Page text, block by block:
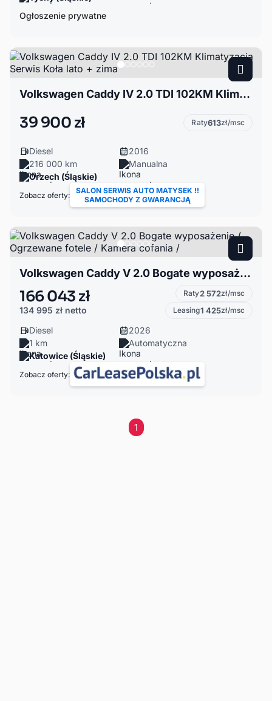
Ogłoszenie prywatne
Volkswagen Caddy IV 2.0 TDI 102KM Klimatyzacja Serwis Koła lato + zima
39 900 zł Raty613zł/msc
Diesel
2016
216 000 km
Manualna
Orzech (Śląskie)
Zobacz oferty:
SALON SERWIS AUTO MATYSEK !!
SAMOCHODY Z GWARANCJĄ
Volkswagen Caddy V 2.0 Bogate wyposażenie / Ogrzewane fotele / Kamera cofania /
166 043 zł
134 995 zł netto
Raty2 572zł/msc
Leasing1 425zł/msc
Diesel
2026
1 km
Automatyczna
Katowice (Śląskie)
Zobacz oferty:
1